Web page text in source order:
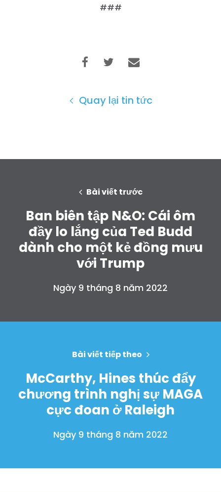
###
Quay lại tin tức
Bài viết trước
Ban biên tập N&O: Cái ôm
đầy lo lắng của Ted Budd
dành cho một kẻ đồng mưu
với Trump
Ngày 9 tháng 8 năm 2022
Bài viết tiếp theo
McCarthy, Hines thúc đẩy
chương trình nghị sự MAGA
cực đoan ở Raleigh
Ngày 9 tháng 8 năm 2022